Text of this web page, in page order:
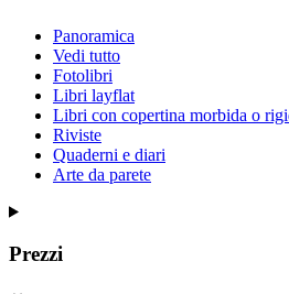
Panoramica
Vedi tutto
Fotolibri
Libri layflat
Libri con copertina morbida o
Riviste
Quaderni e diari
Arte da parete
Prezzi